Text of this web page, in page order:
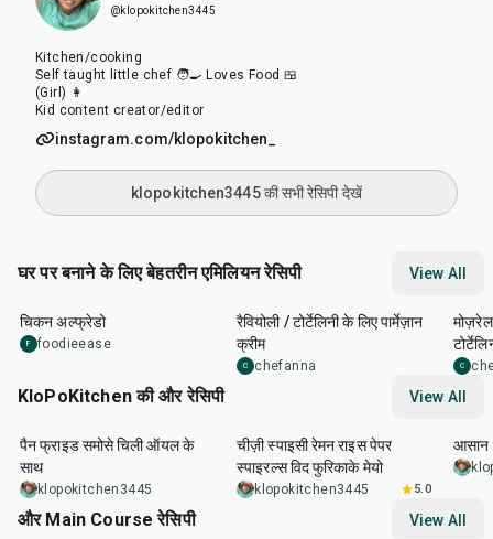
@klopokitchen3445
Kitchen/cooking
Self taught little chef 🧑‍🍳 Loves Food 🍱
(Girl) 👩
Kid content creator/editor
instagram.com/klopokitchen_
klopokitchen3445 की सभी रेसिपी देखें
घर पर बनाने के लिए बेहतरीन एमिलियन रेसिपी View All
min
चिकन अल्फ्रेडो
F foodieease
min
रैवियोली / टोर्टेलिनी के लिए पार्मेज़ान
क्रीम
C chefanna C
KloPoKitchen की और रेसिपी View All
पैन फ्राइड समोसे चिली ऑयल के
साथ
klopokitchen3445
चीज़ी स्पाइसी रेमन राइस पेपर
स्पाइरल्स विद फुरिकाके मेयो
klopokitchen3445 5.0
आसान
और Main Course रेसिपी View All
50